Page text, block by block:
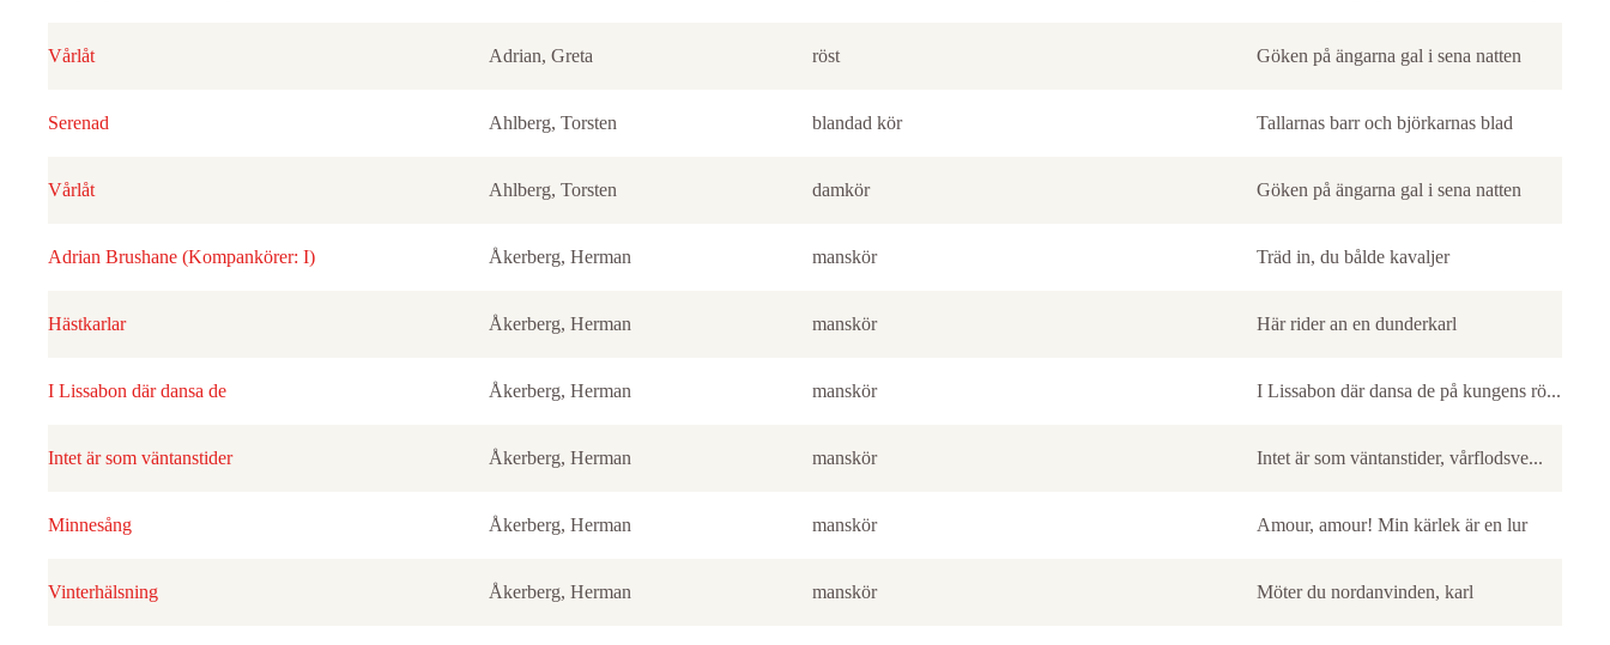
Vårlåt Adrian, Greta röst Göken på ängarna gal i sena natten
Serenad Ahlberg, Torsten blandad kör Tallarnas barr och björkarnas blad
Vårlåt Ahlberg, Torsten damkör Göken på ängarna gal i sena natten
Adrian Brushane (Kompankörer: I) Åkerberg, Herman manskör Träd in, du bålde kavaljer
Hästkarlar Åkerberg, Herman manskör Här rider an en dunderkarl
I Lissabon där dansa de Åkerberg, Herman manskör I Lissabon där dansa de på kungens rö...
Intet är som väntanstider Åkerberg, Herman manskör Intet är som väntanstider, vårflodsve...
Minnesång Åkerberg, Herman manskör Amour, amour! Min kärlek är en lur
Vinterhälsning Åkerberg, Herman manskör Möter du nordanvinden, karl